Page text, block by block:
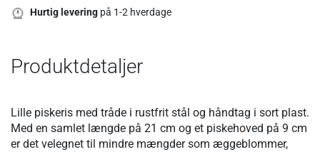
Hurtig levering på 1-2 hverdage
Produktdetaljer
Lille piskeris med tråde i rustfrit stål og håndtag i sort plast.
Med en samlet længde på 21 cm og et piskehoved på 9 cm
er det velegnet til mindre mængder som æggeblommer,